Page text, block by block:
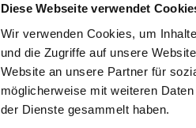
Diese Webseite verwendet
Wir verwenden Cookies, um
und die Zugriffe auf unsere
Website an unsere Partner für
möglicherweise mit weiteren
der Dienste gesammelt haben.